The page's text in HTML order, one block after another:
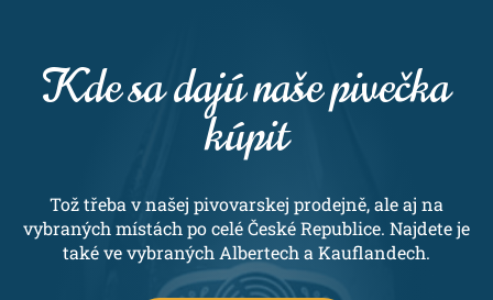
Kde sa dajú naše pivečka
kúpit
Tož třeba v našej pivovarskej prodejně, ale aj na
vybraných místách po celé České Republice. Najdete je
také ve vybraných Albertech a Kauflandech.